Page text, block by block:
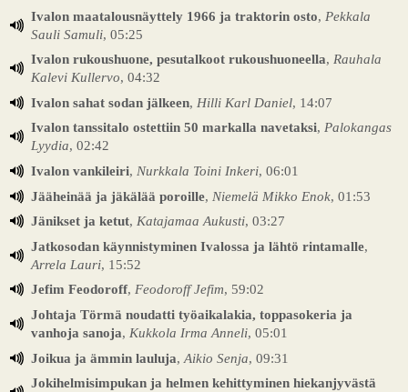
Ivalon maatalousnäyttely 1966 ja traktorin osto, Pekkala
Sauli Samuli, 05:25
Ivalon rukoushuone, pesutalkoot rukoushuoneella, Rauhala
Kalevi Kullervo, 04:32
Ivalon sahat sodan jälkeen, Hilli Karl Daniel, 14:07
Ivalon tanssitalo ostettiin 50 markalla navetaksi, Palokangas
Lyydia, 02:42
Ivalon vankileiri, Nurkkala Toini Inkeri, 06:01
Jääheinää ja jäkälää poroille, Niemelä Mikko Enok, 01:53
Jänikset ja ketut, Katajamaa Aukusti, 03:27
Jatkosodan käynnistyminen Ivalossa ja lähtö rintamalle,
Arrela Lauri, 15:52
Jefim Feodoroff, Feodoroff Jefim, 59:02
Johtaja Törmä noudatti työaikalakia, toppasokeria ja
vanhoja sanoja, Kukkola Irma Anneli, 05:01
Joikua ja ämmin lauluja, Aikio Senja, 09:31
Jokihelmisimpukan ja helmen kehittyminen hiekanjyvästä